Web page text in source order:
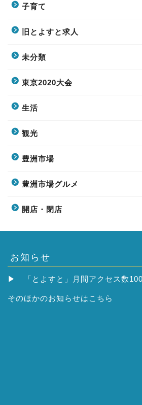
子育て
旧とよすと求人
未分類
東京2020大会
生活
観光
豊洲市場
豊洲市場グルメ
開店・閉店
お知らせ
▶ 「とよすと」月間アクセス数
そのほかのお知らせはこちら